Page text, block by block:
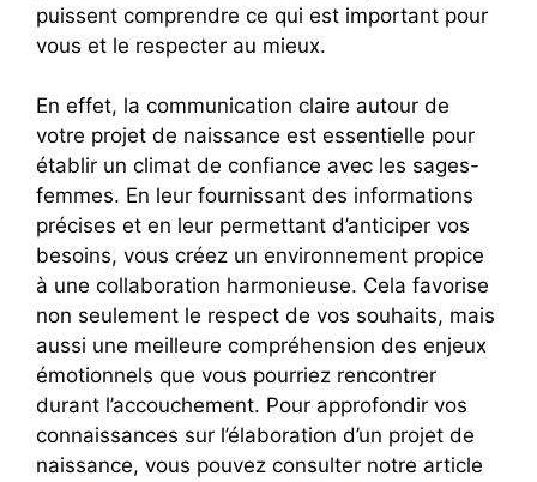
puissent comprendre ce qui est important pour
vous et le respecter au mieux.
En effet, la communication claire autour de
votre projet de naissance est essentielle pour
établir un climat de confiance avec les sages-
femmes. En leur fournissant des informations
précises et en leur permettant d’anticiper vos
besoins, vous créez un environnement propice
à une collaboration harmonieuse. Cela favorise
non seulement le respect de vos souhaits, mais
aussi une meilleure compréhension des enjeux
émotionnels que vous pourriez rencontrer
durant l’accouchement. Pour approfondir vos
connaissances sur l’élaboration d’un projet de
naissance, vous pouvez consulter notre article